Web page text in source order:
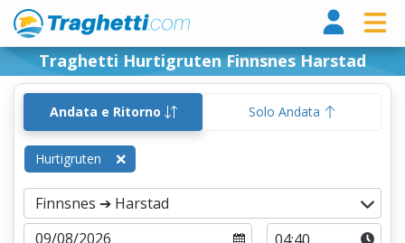
Traghetti Hurtigruten Finnsnes Harstad
Andata e Ritorno Solo Andata
Hurtigruten